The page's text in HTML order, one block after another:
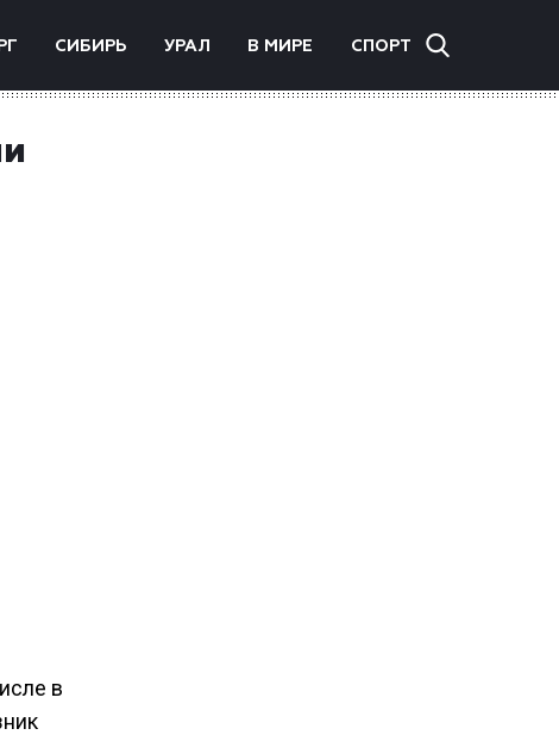
СИБИРЬ УРАЛ В МИРЕ СПОРТ
в